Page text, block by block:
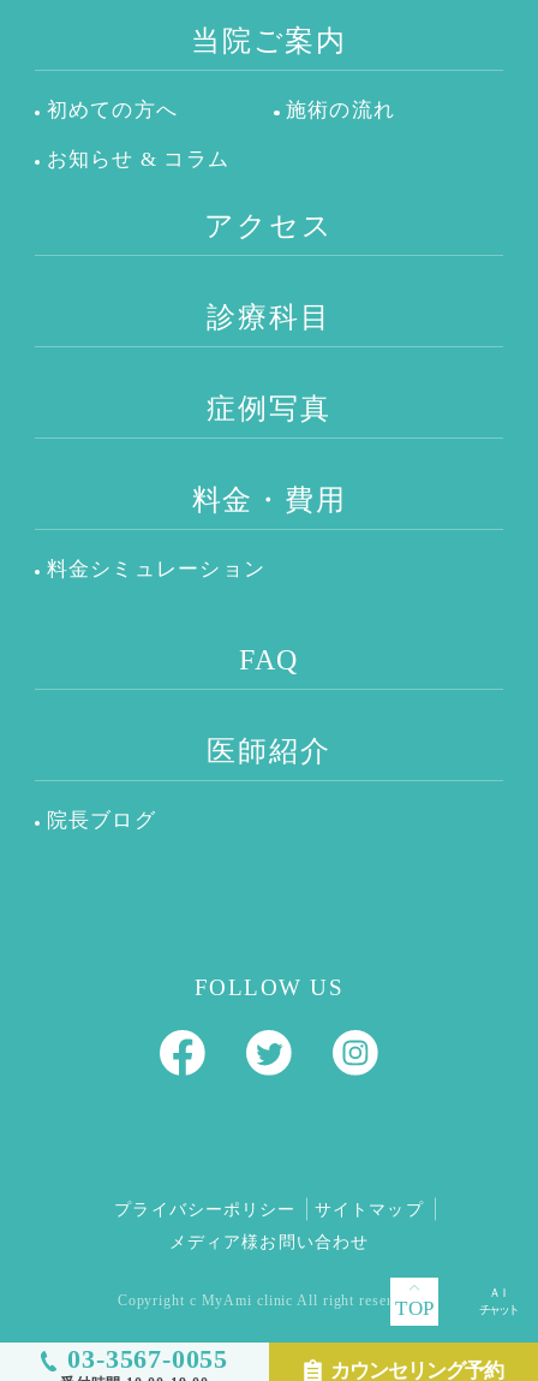
TOP
03-3567-0055 カウンセリング予約
当院ご案内
初めての方へ 施術の流れ
お知らせ & コラム
アクセス
診療科目
症例写真
料金・費用
料金シミュレーション
FAQ
医師紹介
院長ブログ
FOLLOW US
プライバシーポリシー
サイトマップ
メディア様お問い合わせ
Copyright c MyAmi clinic All right reserved.